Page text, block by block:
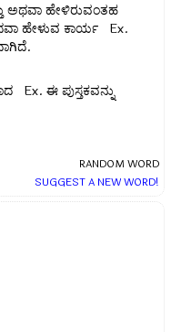
ಅಥವಾ ಹೇಳಿರುವಂತಹ
ಹೇಳುವ ಕಾರ್ಯ Ex.
Ex.ಈ ಪುಸ್ತಕವನ್ನು
RANDOM WORD
SUGGEST A NEW WORD!